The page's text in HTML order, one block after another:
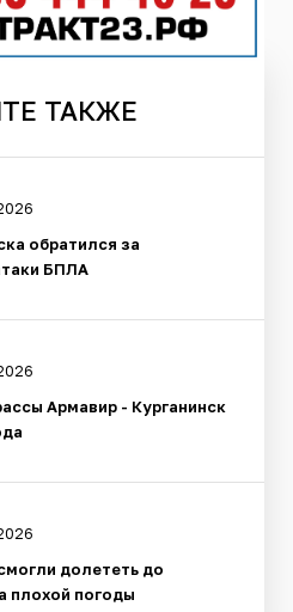
ТАКЖЕ
обратился за
БПЛА
Армавир - Курганинск
долететь до
плохой погоды